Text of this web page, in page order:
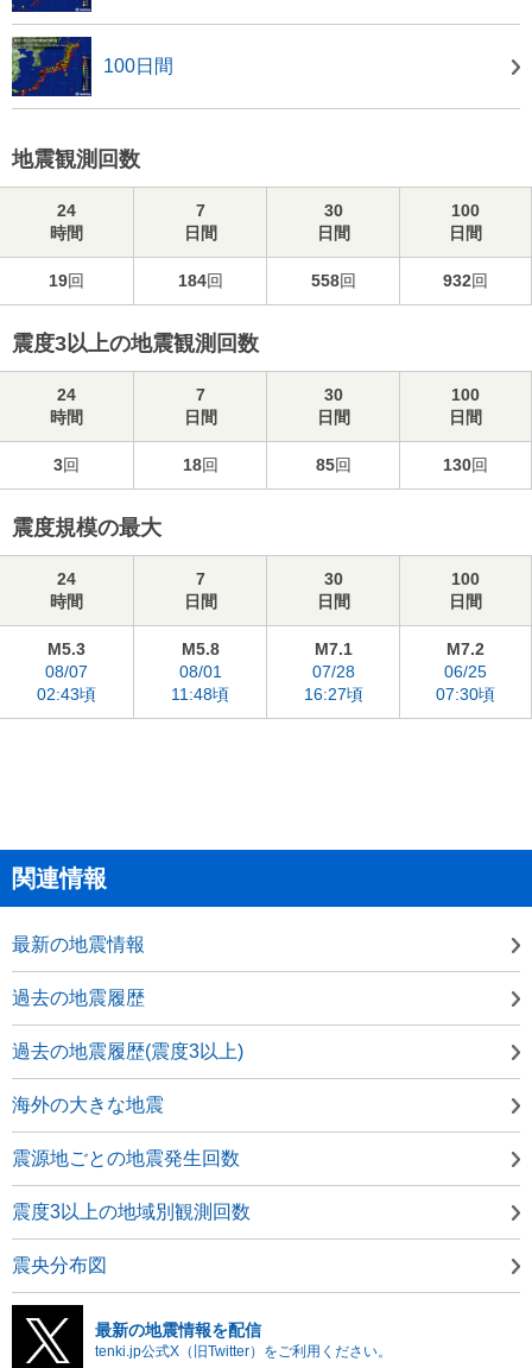
100日間
地震観測回数
24
時間
7
日間
30
日間
100
日間
19回 184回 558回 932回
震度3以上の地震観測回数
24
時間
7
日間
30
日間
100
日間
3回 18回 85回 130回
震度規模の最大
24
時間
7
日間
30
日間
100
日間
M5.3
08/07
02:43頃
M5.8
08/01
11:48頃
M7.1
07/28
16:27頃
M7.2
06/25
07:30頃
関連情報
最新の地震情報
過去の地震履歴
過去の地震履歴(震度3以上)
海外の大きな地震
震源地ごとの地震発生回数
震度3以上の地域別観測回数
震央分布図
最新の地震情報を配信
tenki.jp公式X（旧Twitter）をご利用ください。